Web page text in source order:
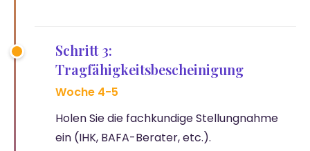
Schritt 3:
Tragfähigkeitsbescheinigung
Woche 4-5
Holen Sie die fachkundige Stellungnahme
ein (IHK, BAFA-Berater, etc.).